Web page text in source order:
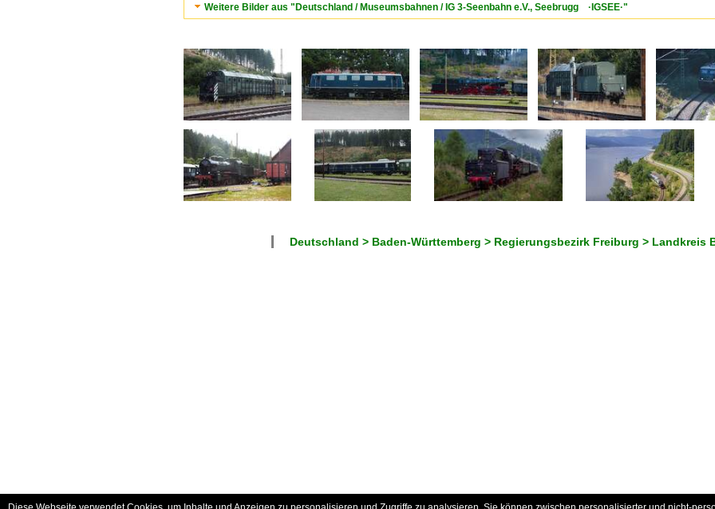
Weitere Bilder aus "Deutschland / Museumsbahnen / IG 3-Seenbahn e.V., Seebrugg ·IGSEE·"
Deutschland > Baden-Württemberg > Regierungsbezirk Freiburg > Landkreis